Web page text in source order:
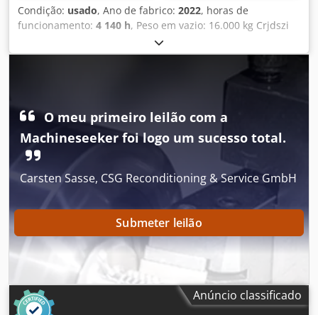
Condição: usado, Ano de fabrico: 2022, horas de
funcionamento: 4 140 h, Peso em vazio: 16.000 kg Crjdszi
Eb Nopfx Akwof Dimensões (C x L x A): 622 x 230 x 299 cm
O meu primeiro leilão com a
Machineseeker foi logo um sucesso total.
Carsten Sasse, CSG Reconditioning & Service GmbH
Submeter leilão
Anúncio classificado